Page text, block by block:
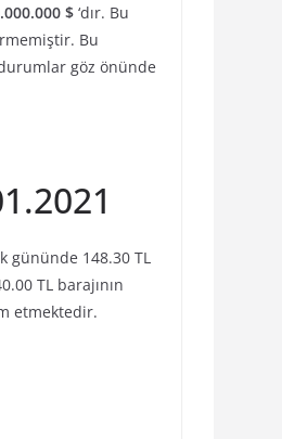
$ ‘dır. Bu
Bu
göz önünde
gününde 148.30 TL
TL barajının
etmektedir.